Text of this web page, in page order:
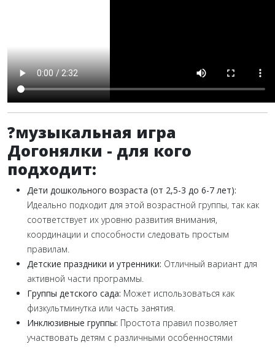
?музыкальная игра
Догонялки - для кого
подходит:
Дети дошкольного возраста (от 2,5-3 до 6-7 лет):
Идеально подходит для этой возрастной группы, так как
соответствует их уровню развития внимания,
координации и способности следовать простым
правилам.
Детские праздники и утренники: Отличный вариант для
активной части программы.
Группы детского сада: Может использоваться как
физкультминутка или часть занятия.
Инклюзивные группы: Простота правил позволяет
участвовать детям с различными особенностями